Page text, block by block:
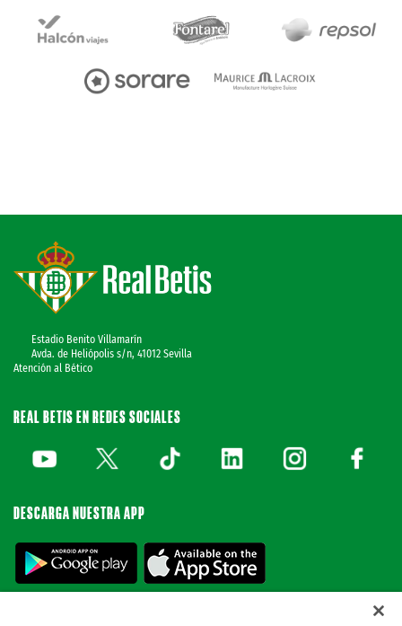
Estadio Benito Villamarín
Avda. de Heliópolis s/n, 41012 Sevilla
Atención al Bético
REAL BETIS EN REDES SOCIALES
DESCARGA NUESTRA APP